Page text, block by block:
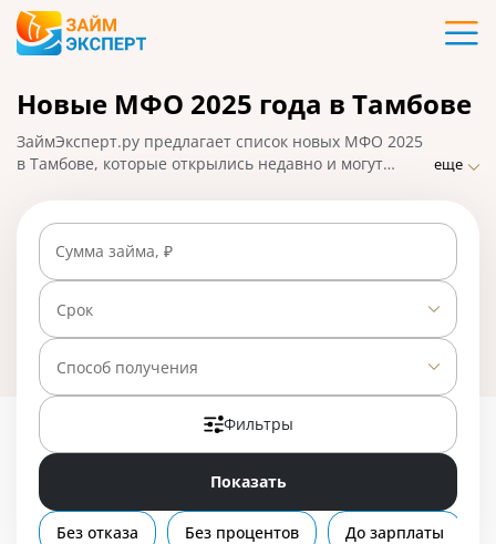
Карты
Кредиты
Ипотека
Займы
Вклады
Бизнес
Новые МФО 2025 года в Тамбове
ЗаймЭксперт.ру предлагает список новых МФО 2025
в Тамбове, которые открылись недавно и могут
получить одобрение в течение 30 минут и взять
деньги на карту. На 01.05.2025 вам доступно 26
предложений со ставкой от 0% в день.
еще
Сумма займа, ₽
Срок
Способ получения
Фильтры
Показать
Без отказа Без процентов До зарплаты